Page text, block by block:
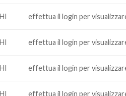
effettua il login per
effettua il login per
effettua il login per
effettua il login per